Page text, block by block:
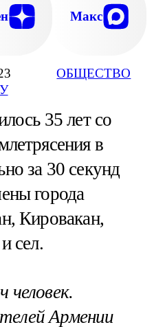
ОБЩЕСТВО
Макс
35 лет со
в
за 30 секунд
города
Кировакан,
сел.
человек.
Армении